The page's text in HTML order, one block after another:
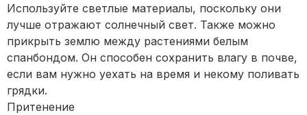
Используйте светлые материалы, поскольку они
лучше отражают солнечный свет. Также можно
прикрыть землю между растениями белым
спанбондом. Он способен сохранить влагу в почве,
если вам нужно уехать на время и некому поливать
грядки.
Притенение